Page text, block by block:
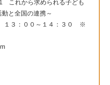
これから求められる子ども
と全国の連携～
３：００～１４：３０ ※